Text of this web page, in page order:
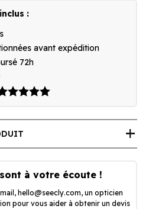
:
avant expédition
72h
add
à votre écoute !
hello@seecly.com, un opticien
pour vous aider à obtenir un devis